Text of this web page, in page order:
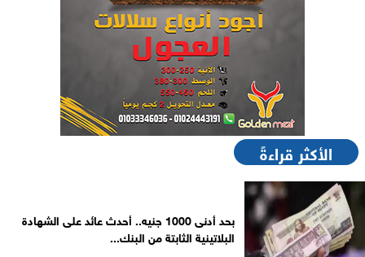
الأكثر قراءةً
بحد أدنى 1000 جنيه.. أحدث عائد على الشهادة
البلاتينية الثابتة من البنك...